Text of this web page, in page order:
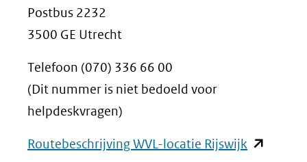
Postbus 2232
3500 GE Utrecht
Telefoon (070) 336 66 00
(Dit nummer is niet bedoeld voor
helpdeskvragen)
Routebeschrijving WVL-locatie Rijswijk (opent